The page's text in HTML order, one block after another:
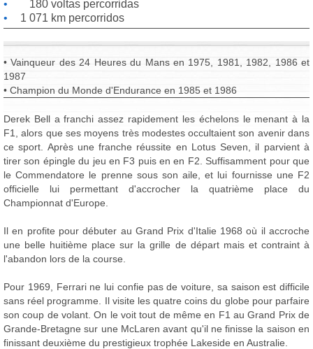
180 voltas percorridas
1 071 km percorridos
• Vainqueur des 24 Heures du Mans en 1975, 1981, 1982, 1986 et
1987
• Champion du Monde d'Endurance en 1985 et 1986
Derek Bell a franchi assez rapidement les échelons le menant à la
F1, alors que ses moyens très modestes occultaient son avenir dans
ce sport. Après une franche réussite en Lotus Seven, il parvient à
tirer son épingle du jeu en F3 puis en en F2. Suffisamment pour que
le Commendatore le prenne sous son aile, et lui fournisse une F2
officielle lui permettant d'accrocher la quatrième place du
Championnat d'Europe.
Il en profite pour débuter au Grand Prix d'Italie 1968 où il accroche
une belle huitième place sur la grille de départ mais et contraint à
l'abandon lors de la course.
Pour 1969, Ferrari ne lui confie pas de voiture, sa saison est difficile
sans réel programme. Il visite les quatre coins du globe pour parfaire
son coup de volant. On le voit tout de même en F1 au Grand Prix de
Grande-Bretagne sur une McLaren avant qu'il ne finisse la saison en
finissant deuxième du prestigieux trophée Lakeside en Australie.